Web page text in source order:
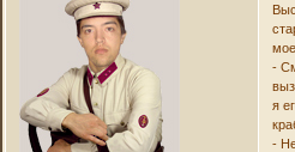
-
я
-